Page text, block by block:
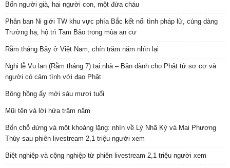
Bốn người già, hai người con, một đứa cháu
Phân ban Ni giới TW khu vực phía Bắc kết nối tình pháp lữ, cúng dàng
Trường hạ, hộ trì Tam Bảo trong mùa an cư
Rằm tháng Bảy ở Việt Nam, chín trăm năm nhìn lại
Nghi lễ Vu lan (Rằm tháng 7) tại nhà – Bản dành cho Phật tử sơ cơ và
người có cảm tình với đạo Phật
Bông hồng ấy mới sáu mươi tuổi
Mũi tên và lời hứa trăm năm
Bốn chỗ đứng và một khoảng lặng: nhìn về Lý Nhã Kỳ và Mai Phương
Thúy sau phiên livestream 2,1 triệu người xem
Biệt nghiệp và cộng nghiệp từ phiên livestream 2,1 triệu người xem